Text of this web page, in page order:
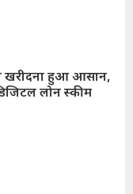
खरीदना हुआ आसान,
लोन स्कीम